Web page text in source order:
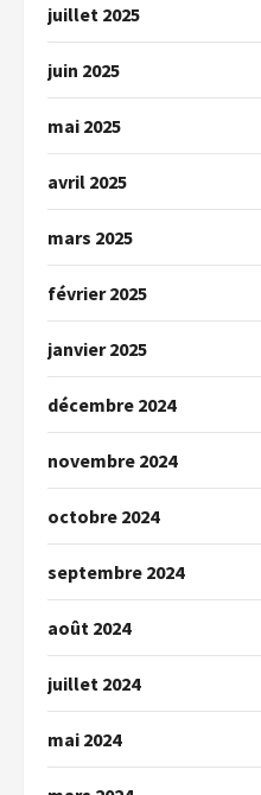
juillet 2025
juin 2025
mai 2025
avril 2025
mars 2025
février 2025
janvier 2025
décembre 2024
novembre 2024
octobre 2024
septembre 2024
août 2024
juillet 2024
mai 2024